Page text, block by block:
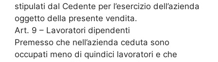
stipulati dal Cedente per l’esercizio dell’azienda
oggetto della presente vendita.
Art. 9 – Lavoratori dipendenti
Premesso che nell’azienda ceduta sono
occupati meno di quindici lavoratori e che